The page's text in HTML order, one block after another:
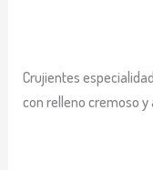
Crujientes
con relleno cremoso y